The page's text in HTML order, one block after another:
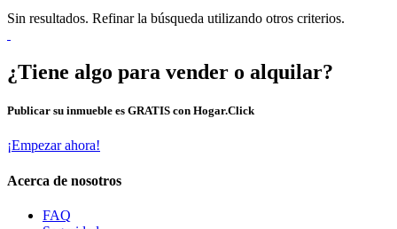
Sin resultados. Refinar la búsqueda utilizando otros criterios.
¿Tiene algo para vender o alquilar?
Publicar su inmueble es GRATIS con Hogar.Click
¡Empezar ahora!
Acerca de nosotros
FAQ